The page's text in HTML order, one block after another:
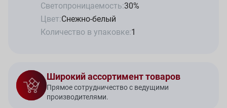
Светопроницаемость:30%
Цвет:Снежно-белый
Количество в упаковке:1
Широкий ассортимент товаров
Прямое сотрудничество с ведущими
производителями.